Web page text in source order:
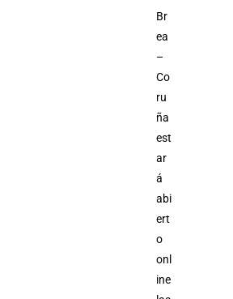
Br
ea
–
Co
ru
ña
est
ar
á
abi
ert
o
onl
ine